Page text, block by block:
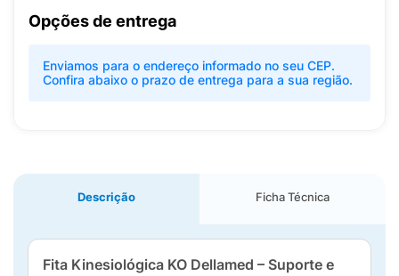
Opções de entrega
Enviamos para o endereço informado no seu CEP.
Confira abaixo o prazo de entrega para a sua região.
Descrição Ficha Técnica
Fita Kinesiológica KO Dellamed – Suporte e